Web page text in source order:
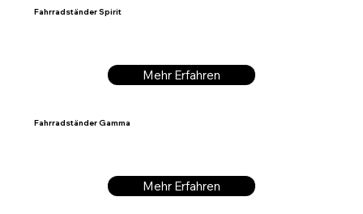
Fahrradständer Spirit
Mehr Erfahren
Fahrradständer Gamma
Mehr Erfahren